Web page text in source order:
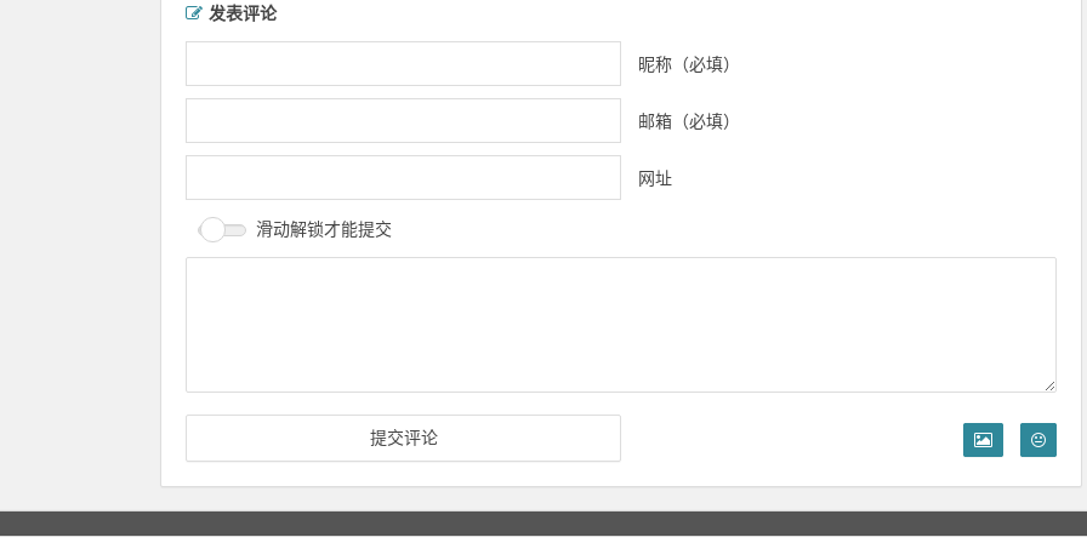
发表评论
昵称（必填）
邮箱（必填）
网址
滑动解锁才能提交